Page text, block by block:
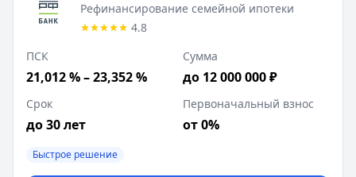
Рефинансирование семейной ипотеки
4.8
ПСК
21,012 % – 23,352 %
Сумма
до 12 000 000 ₽
Срок
до 30 лет
Первоначальный взнос
от 0%
Быстрое решение